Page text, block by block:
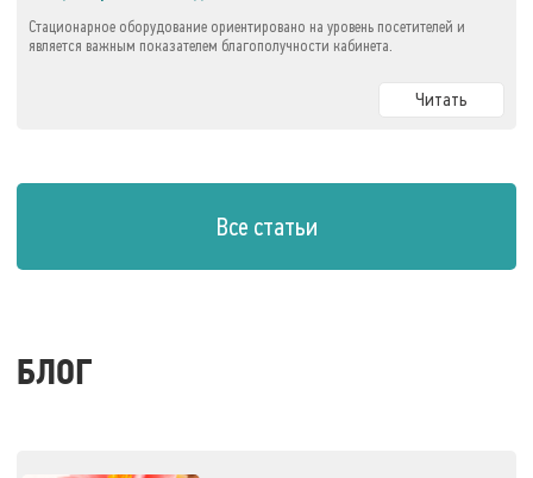
Стационарное оборудование ориентировано на уровень посетителей и
является важным показателем благополучности кабинета.
Читать
Все статьи
БЛОГ